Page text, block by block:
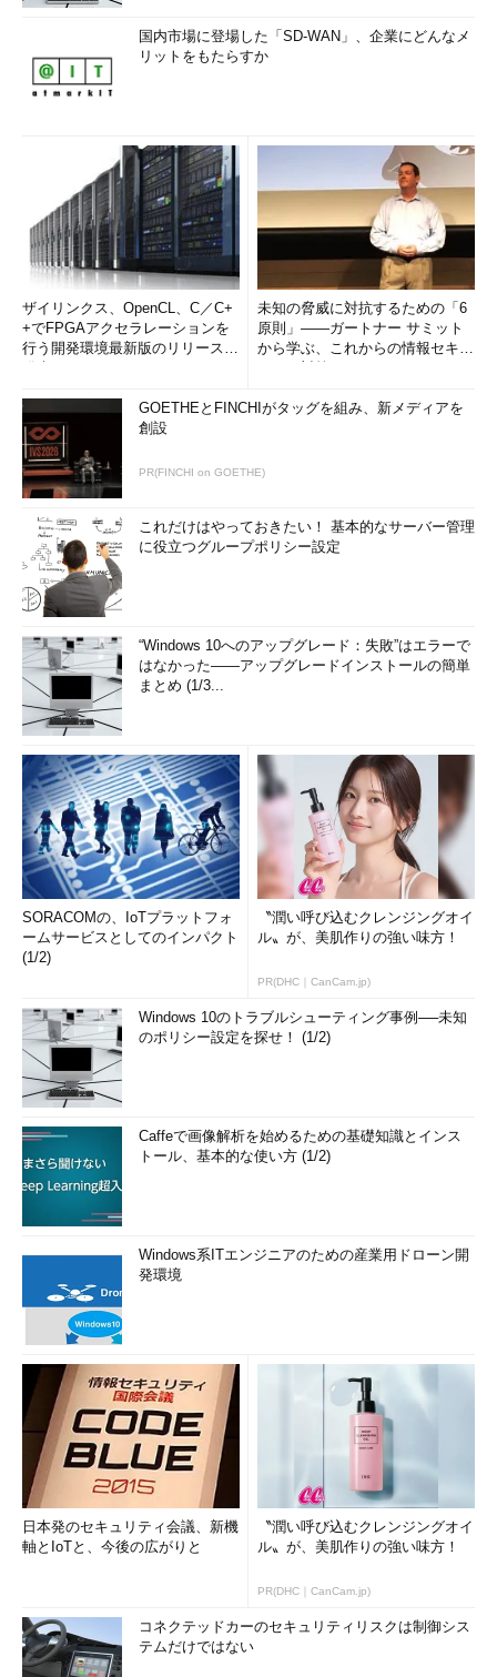
国内市場に登場した「SD-WAN」、企業にどんなメ
リットをもたらすか
ザイリンクス、OpenCL、C／C+
+でFPGAアクセラレーションを
行う開発環境最新版のリリースを
未知の脅威に対抗するための「6
原則」――ガートナー サミット
から学ぶ、これからの情報セキュ
GOETHEとFINCHIがタッグを組み、新メディアを
創設
PR(FINCHI on GOETHE)
これだけはやっておきたい！ 基本的なサーバー管理
に役立つグループポリシー設定
“Windows 10へのアップグレード：失敗”はエラーで
はなかった――アップグレードインストールの簡単
まとめ (1/3...
SORACOMの、IoTプラットフォ
ームサービスとしてのインパクト
(1/2)
〝潤い呼び込むクレンジングオイ
ル〟が、美肌作りの強い味方！
PR(DHC｜CanCam.jp)
Windows 10のトラブルシューティング事例──未知
のポリシー設定を探せ！ (1/2)
Caffeで画像解析を始めるための基礎知識とインス
トール、基本的な使い方 (1/2)
Windows系ITエンジニアのための産業用ドローン開
発環境
日本発のセキュリティ会議、新機
軸とIoTと、今後の広がりと
〝潤い呼び込むクレンジングオイ
ル〟が、美肌作りの強い味方！
PR(DHC｜CanCam.jp)
コネクテッドカーのセキュリティリスクは制御シス
テムだけではない